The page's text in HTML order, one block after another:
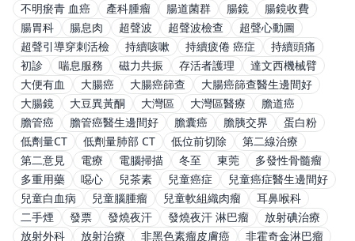
不明瘀青 血癌
產科腫瘤 腸道菌群 腸鏡
腸鏡收費
腸胃科
腸息肉 超聲波 超聲波檢查
超聲心動圖
超聲引導穿刺活檢
持續咳嗽 持續疲倦 癌症
持續頭痛
初診
喘息服務 磁力共振 存活者護理
達文西機械臂
大便有血
大腸癌 大腸癌篩查
大腸癌篩查醫生邊間好
大腸鏡
大豆異黃酮 大灣區 大灣區醫療
膽道癌
膽管癌
膽管癌醫生邊間好 膽囊癌 膽胰交界
蛋白粉
低劑量CT
低劑量肺部 CT 低位前切除
第二線治療
第二意見
電療 電腦掃描 冬至 東莞
多發性骨髓瘤
多重用藥
噁心 兒茶素 兒童癌症
兒童癌症醫生邊間好
兒童白血病
兒童腦腫瘤 兒童軟組織肉瘤
耳鼻喉科
二手煙
發票 發燒夜汗 發燒夜汗 淋巴瘤
放射碘治療
放射外科
放射治療 非黑色素瘤皮膚癌
非霍奇金淋巴瘤